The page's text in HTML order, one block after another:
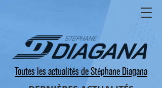
Toutes les actualités de Stéphane Diagana